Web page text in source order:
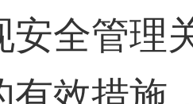
安全管理
有效措施